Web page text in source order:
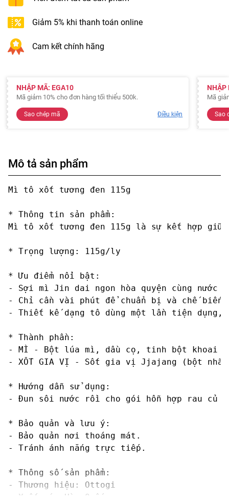
Giảm 5% khi thanh toán online
Cam kết chính hãng
NHẬP MÃ: EGA10
Mã giảm 10% cho đơn hàng tối thiểu 500k.
Sao chép mã Điều kiện
NHẬP
Mã
Sao
Mô tả sản phẩm
Mì tô xốt tương đen 115g
* Thông tin sản phẩm:
Mì tô xốt tương đen 115g là sự kết hợp
* Trọng lượng: 115g/ly
* Ưu điểm nổi bật:
- Sợi mì Jin dai ngon hòa quyện cùng nước
- Chỉ cần vài phút để chuẩn bị và chế
- Thiết kế dạng tô dùng một lần tiện dụng,
* Thành phần:
- MÌ - Bột lúa mì, dầu cọ, tinh bột khoai
- XỐT GIA VỊ - Sốt gia vị Jjajang (bột
* Hướng dẫn sử dụng:
- Đun sôi nước rồi cho gói hỗn hợp rau củ
* Bảo quản và lưu ý:
- Bảo quản nơi thoáng mát.
- Tránh ánh nắng trực tiếp.
* Thông số sản phẩm:
- Thương hiệu: Ottogi
- Xuất xứ: Hàn Quốc